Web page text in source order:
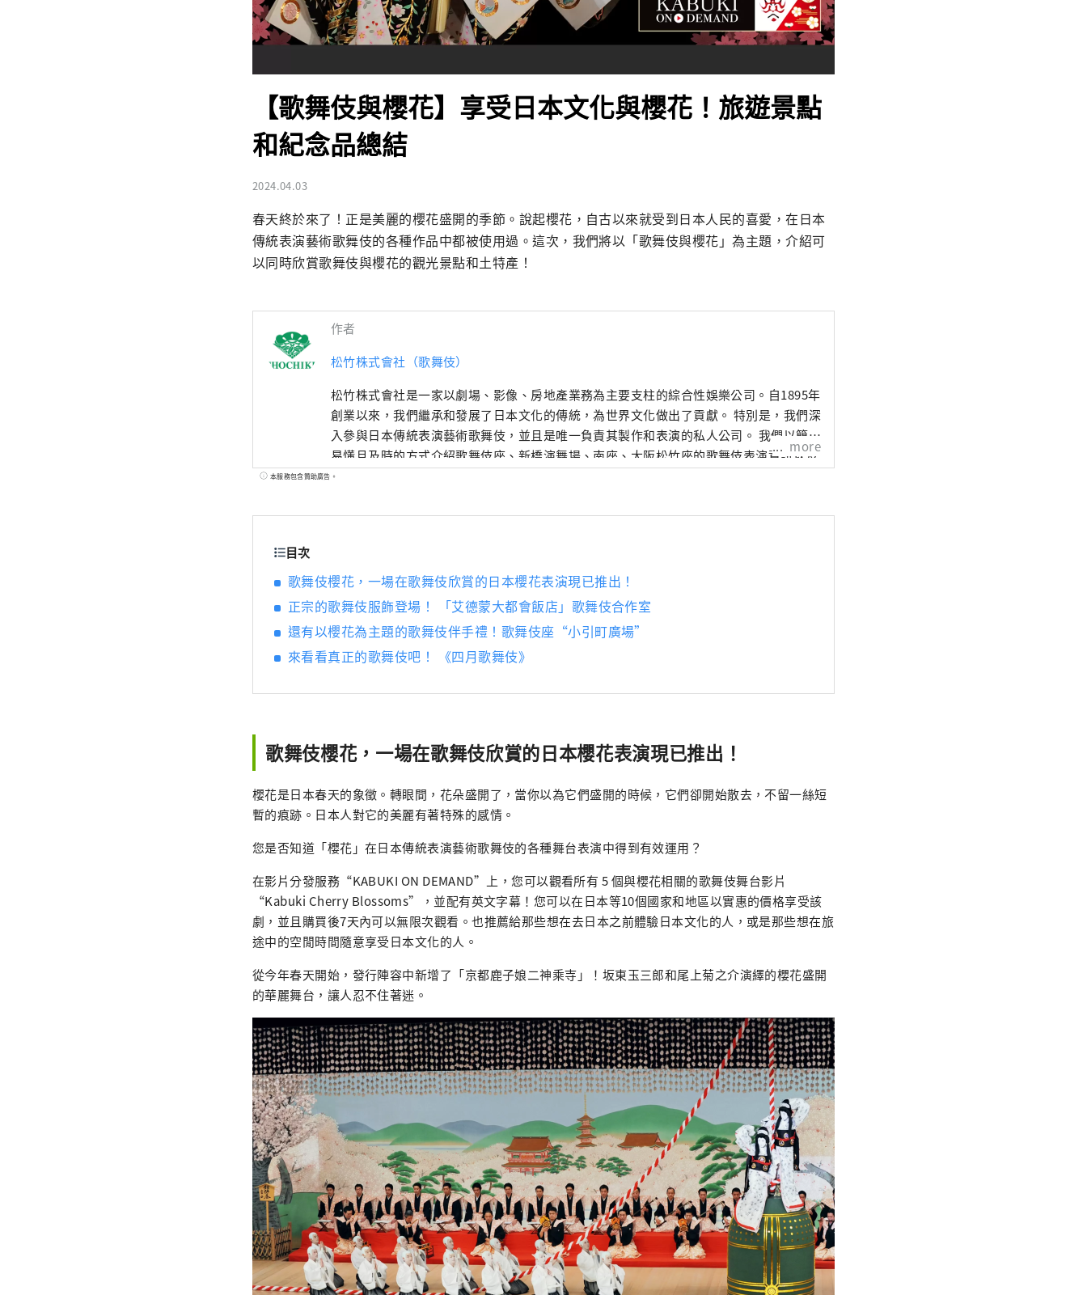
【歌舞伎與櫻花】享受日本文化與櫻花！旅遊景點
和紀念品總結
2024.04.03
春天終於來了！正是美麗的櫻花盛開的季節。說起櫻花，自古以來就受到日本人民的喜愛，在日本
傳統表演藝術歌舞伎的各種作品中都被使用過。這次，我們將以「歌舞伎與櫻花」為主題，介紹可
以同時欣賞歌舞伎與櫻花的觀光景點和土特產！
作者
松竹株式會社（歌舞伎）
松竹株式會社是一家以劇場、影像、房地產業務為主要支柱的綜合性娛樂公司。自1895年
創業以來，我們繼承和發展了日本文化的傳統，為世界文化做出了貢獻。 特別是，我們深
入參與日本傳統表演藝術歌舞伎，並且是唯一負責其製作和表演的私人公司。 我們以簡單
易懂且及時的方式介紹歌舞伎座、新橋演舞場、南座、大阪松竹座的歌舞伎表演資訊以及
歌舞伎的魅力。
more
本服務包含贊助廣告。
目次
歌舞伎櫻花，一場在歌舞伎欣賞的日本櫻花表演現已推出！
正宗的歌舞伎服飾登場！ 「艾德蒙大都會飯店」歌舞伎合作室
還有以櫻花為主題的歌舞伎伴手禮！歌舞伎座“小引町廣場”
來看看真正的歌舞伎吧！ 《四月歌舞伎》
歌舞伎櫻花，一場在歌舞伎欣賞的日本櫻花表演現已推出！
櫻花是日本春天的象徵。轉眼間，花朵盛開了，當你以為它們盛開的時候，它們卻開始散去，不留一絲短
暫的痕跡。日本人對它的美麗有著特殊的感情。
您是否知道「櫻花」在日本傳統表演藝術歌舞伎的各種舞台表演中得到有效運用？
在影片分發服務“KABUKI ON DEMAND”上，您可以觀看所有 5 個與櫻花相關的歌舞伎舞台影片
“Kabuki Cherry Blossoms”，並配有英文字幕！您可以在日本等10個國家和地區以實惠的價格享受該
劇，並且購買後7天內可以無限次觀看。也推薦給那些想在去日本之前體驗日本文化的人，或是那些想在旅
途中的空閒時間隨意享受日本文化的人。
從今年春天開始，發行陣容中新增了「京都鹿子娘二神乘寺」！坂東玉三郎和尾上菊之介演繹的櫻花盛開
的華麗舞台，讓人忍不住著迷。